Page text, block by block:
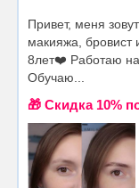
Привет, меня
макияжа,
8лет❤️ Работаю
Обучаю...
🎁 Cкидка 10%